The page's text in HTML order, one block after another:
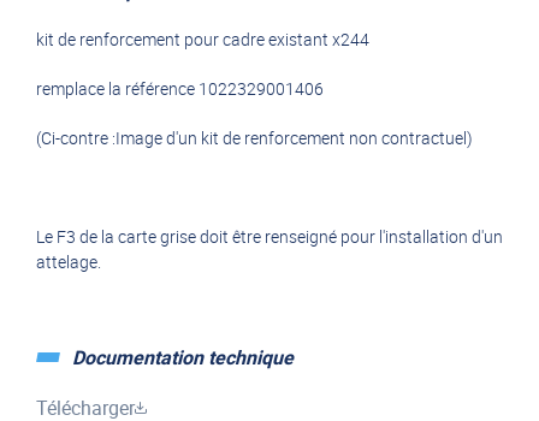
kit de renforcement pour cadre existant x244
remplace la référence 1022329001406
(Ci-contre :Image d'un kit de renforcement non contractuel)
Le F3 de la carte grise doit être renseigné pour l'installation d'un
attelage.
Documentation technique
Télécharger